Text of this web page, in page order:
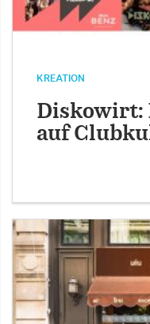
KREATION
Diskowirt:
auf